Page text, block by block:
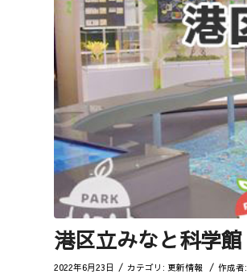
港区立みなと科学
2022年6月23日 / カテゴリ: 更新情報 / 作成者: